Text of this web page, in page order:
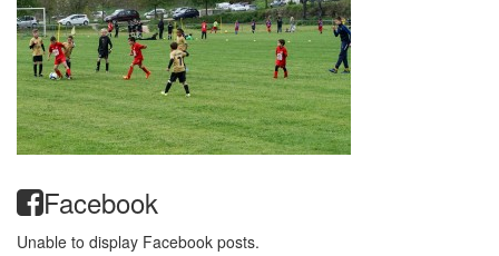
Facebook
Unable to display Facebook posts.